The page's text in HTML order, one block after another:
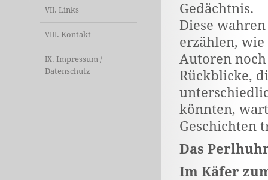
VII. Links
VIII. Kontakt
IX. Impressum /
Datenschutz
Gedächtnis.
Diese
erzählen, wie
Autoren
Rückblicke,
könnten,
Geschichten
Das
Im Käfer